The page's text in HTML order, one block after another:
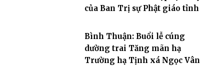
của Ban Trị sự Phật giáo tỉnh
Bình Thuận: Buổi lễ cúng
dường trai Tăng mãn hạ
Trường hạ Tịnh xá Ngọc Vân